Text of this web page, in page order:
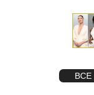
ВСЕ